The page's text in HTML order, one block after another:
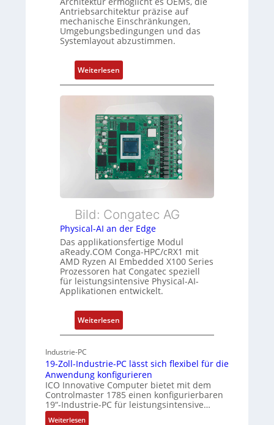
d
Z
u
s
n
ü
b
e
r
w
a
u
n
g
g
t
f
r
e
r
L
e
s
t
g
Antriebsarchitektur präzise auf
mechanische Einschränkungen,
Umgebungsbedingungen und das
Systemlayout abzustimmen.
Weiterlesen
F
l
x
i
l
e
t
h
e
c
a
t
-
r
c
h
t
e
k
t
Bild: Congatec AG
Physical-AI an der Edge
Das applikationsfertige Modul
aReady.COM Conga-HPC/cRX1 mit
AMD Ryzen AI Embedded X100 Series
Prozessoren hat Congatec speziell
für leistungsintensive Physical-AI-
Applikationen entwickelt.
Weiterlesen
P
s
i
c
a
Industrie-PC
19-Zoll-Industrie-PC lässt sich flexibel für die
Anwendung konfigurieren
ICO Innovative Computer bietet mit dem
Controlmaster 1785 einen konfigurierbaren
19“-Industrie-PC für leistungsintensive…
Weiterlesen: